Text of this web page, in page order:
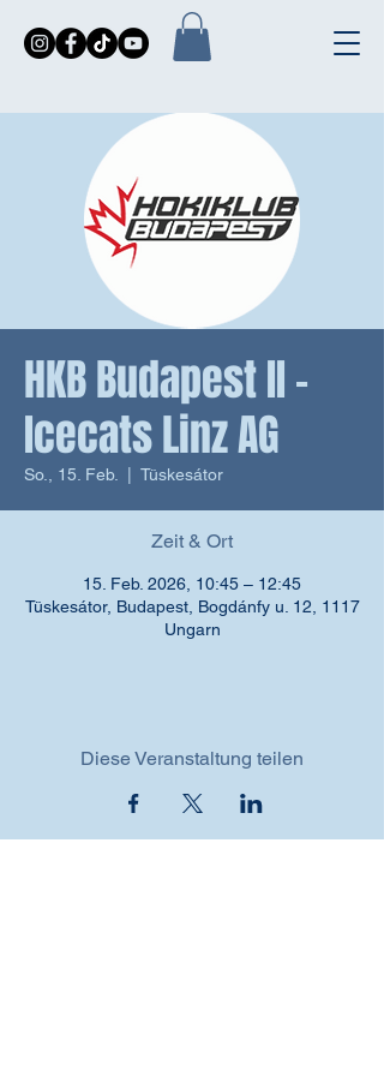
HKB Budapest II -
Icecats Linz AG
So., 15. Feb. Tüskesátor
Zeit & Ort
15. Feb. 2026, 10:45 – 12:45
Tüskesátor, Budapest, Bogdánfy u. 12, 1117
Ungarn
Diese Veranstaltung teilen